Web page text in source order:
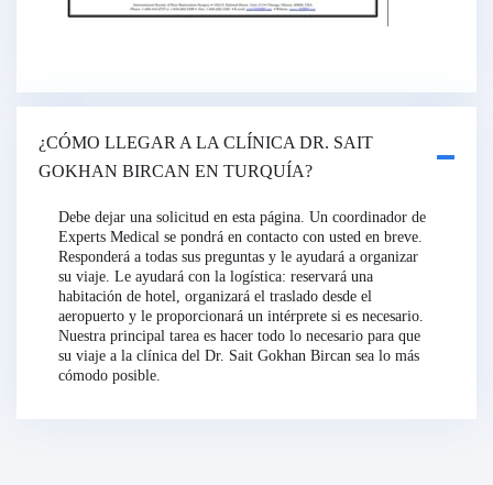
¿CÓMO LLEGAR A LA CLÍNICA DR. SAIT
GOKHAN BIRCAN EN TURQUÍA?
Debe dejar una solicitud en esta página. Un coordinador de
Experts Medical se pondrá en contacto con usted en breve.
Responderá a todas sus preguntas y le ayudará a organizar
su viaje. Le ayudará con la logística: reservará una
habitación de hotel, organizará el traslado desde el
aeropuerto y le proporcionará un intérprete si es necesario.
Nuestra principal tarea es hacer todo lo necesario para que
su viaje a la clínica del Dr. Sait Gokhan Bircan sea lo más
cómodo posible.